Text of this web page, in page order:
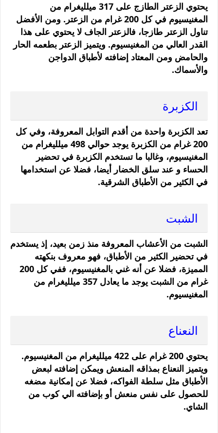
يحتوي الزعتر الطازج على 317 ميلليغرام من
المغنيسيوم في كل 200 غرام من الزعتر. ومن الأفضل
تناول الزعتر طازجا، فالزعتر الجاف لا يحتوي على هذا
القدر العالي من المغنيسيوم. ويتميز الزعتر بطعمه الحار
والحامض ومن المعتاد إضافته لأطباق الدواجن
والأسماك.
الكزبرة
تعد الكزبرة واحدة من أقدم التوابل المعروفة، وفي كل
200 غرام من الكزبرة يوجد حوالي 498 ميلليغرام من
المغنيسيوم، وغالبا ما تستخدم الكزبرة في تحضير
الحساء و عند سلق الخضار أيضا، فضلا عن استخدامها
في الكثير من الأطباق الشرقية.
الشبت
الشبت من الأعشاب المعروفة منذ زمن بعيد، إذ يستخدم
في تحضير الكثير من الأطباق، فهو معروف بنكهته
المميزة، فضلا عن أنه غني بالمغنيسيوم، ففي كل 200
غرام من الشبت يوجد ما يعادل 357 ميلليغرام من
المغنيسيوم.
النعناع
يحتوي 200 غرام على 422 ميلليغرام من المغنيسيوم.
ويتميز النعناع بمذاقه المنعش ويمكن إضافته لبعض
الأطباق مثل سلطة الفواكه، فضلا عن إمكانية مضغه
للحصول على نفس منعش أو بإضافته الي كوب من
الشاي.